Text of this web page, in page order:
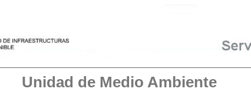
Unidad de Medio Ambiente